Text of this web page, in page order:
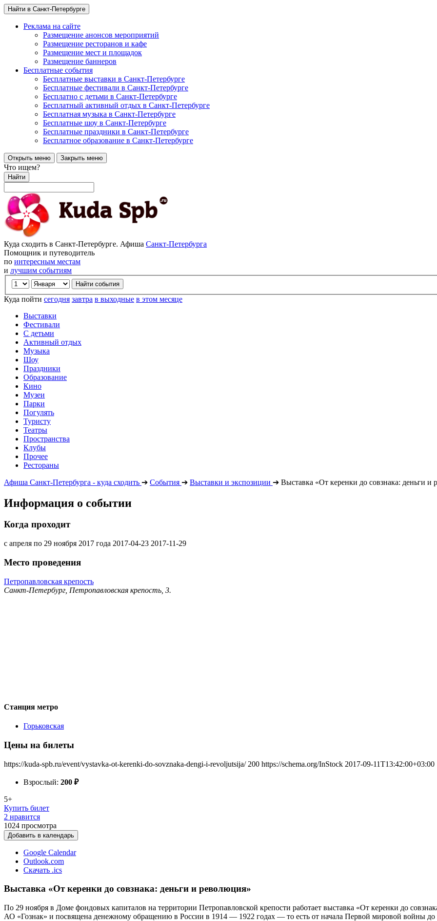
Найти в Санкт-Петербурге
Реклама на сайте
Размещение анонсов мероприятий
Размещение ресторанов и кафе
Размещение мест и площадок
Размещение баннеров
Бесплатные события
Бесплатные выставки в Санкт-Петербурге
Бесплатные фестивали в Санкт-Петербурге
Бесплатно с детьми в Санкт-Петербурге
Бесплатный активный отдых в Санкт-Петербурге
Бесплатная музыка в Санкт-Петербурге
Бесплатные шоу в Санкт-Петербурге
Бесплатные праздники в Санкт-Петербурге
Бесплатное образование в Санкт-Петербурге
Открыть меню Закрыть меню
Что ищем?
Найти
Куда сходить в Санкт-Петербурге. Афиша Санкт-Петербурга
Помощник и путеводитель
по интересным местам
и лучшим событиям
Куда пойти сегодня завтра в выходные в этом месяце
Выставки
Фестивали
С детьми
Активный отдых
Музыка
Шоу
Праздники
Образование
Кино
Музеи
Парки
Погулять
Туристу
Театры
Пространства
Клубы
Прочее
Рестораны
Афиша Санкт-Петербурга - куда сходить ➔ События ➔ Выставки и экспозиции ➔ Выставка «От керенки до совзнака: деньги и
Информация о событии
Когда проходит
с апреля по 29 ноября 2017 года 2017-04-23 2017-11-29
Место проведения
Петропавловская крепость
Санкт-Петербург, Петропавловская крепость, 3.
Станция метро
Горьковская
Цены на билеты
https://kuda-spb.ru/event/vystavka-ot-kerenki-do-sovznaka-dengi-i-revoljutsija/ 200 https://schema.org/InStock 2017-09-11T13:42:00+03:00
Взрослый: 200 ₽
5+
Купить билет
2 нравится
1024 просмотра
Добавить в календарь
Google Calendar
Outlook.com
Скачать .ics
Выставка «От керенки до совзнака: деньги и революция»
По 29 ноября в Доме фондовых капиталов на территории Петропавловской крепости работает выставка «От керенки до
АО «Гознак» и посвящена денежному обращению в России в 1914 — 1922 годах — то есть от начала Первой мировой войны